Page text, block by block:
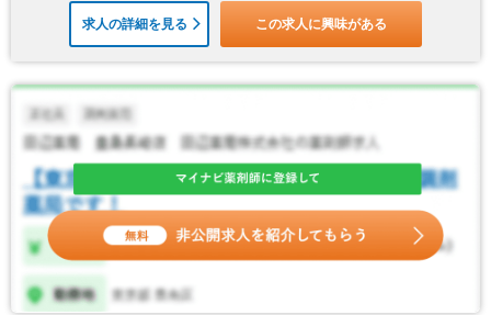
求人の詳細を見る この求人に興味がある